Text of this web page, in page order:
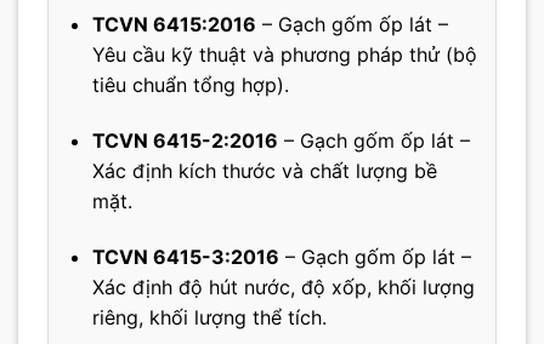
TCVN 6415:2016 – Gạch gốm ốp lát –
Yêu cầu kỹ thuật và phương pháp thử (bộ
tiêu chuẩn tổng hợp).
TCVN 6415-2:2016 – Gạch gốm ốp lát –
Xác định kích thước và chất lượng bề
mặt.
TCVN 6415-3:2016 – Gạch gốm ốp lát –
Xác định độ hút nước, độ xốp, khối lượng
riêng, khối lượng thể tích.